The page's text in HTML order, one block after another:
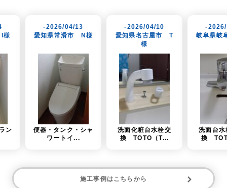
04/13
滑市 N様
ンク・シャ
-2026/04/10
愛知県名古屋市 T
洗面化粧台水栓交
換 TOTO（T...
-2026/04/07
岐阜県岐阜市 K様
洗面台水栓金具交
換 TOTO（T...
施工事例はこちらから